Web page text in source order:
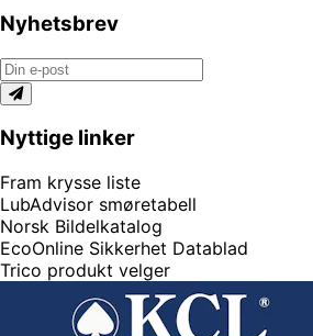
Nyhetsbrev
Nyttige linker
Fram krysse liste
LubAdvisor smøretabell
Norsk Bildelkatalog
EcoOnline Sikkerhet Datablad
Trico produkt velger